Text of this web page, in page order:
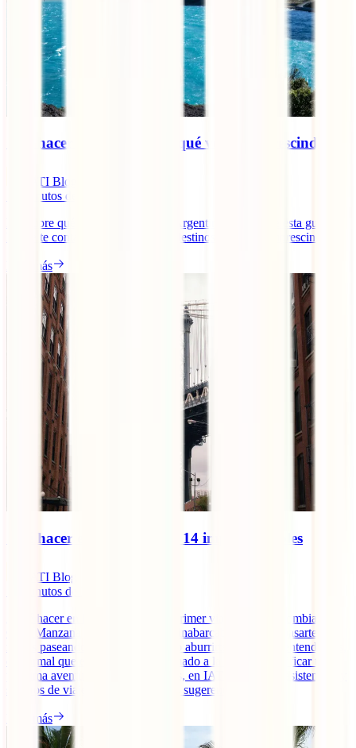
Qué hacer en Argentina y qué ver: 7 imprescindibles
IATI Blog
minutos de lectura
Descubre qué ver y qué hacer en Argentina a través de esta guía en
la que te contamos cuáles son los destinos y lugares imprescindibles.
Leer más
Qué hacer en Nueva York: 14 imprescindibles
IATI Blog
minutos de lectura
¿Qué hacer en Nueva York en tu primer viaje desde Colombia? La
Gran Manzana es una ciudad casi inabarcable. Podrías pasarte
meses paseando por sus calles y no aburrirte, así que te entendemos,
es normal que estés un poco abrumado a la hora de planificar tu
próxima aventura. No te preocupes, en IATI, líderes en asistencias y
seguros de viaje te damos todas las sugerencias.
Leer más